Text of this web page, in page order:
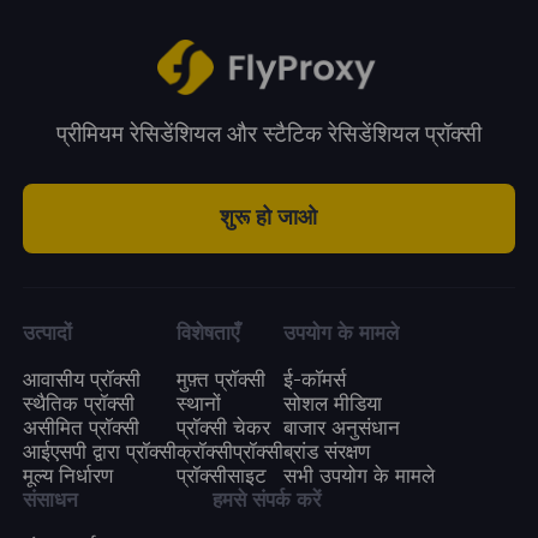
प्रीमियम रेसिडेंशियल और स्टैटिक रेसिडेंशियल प्रॉक्सी
शुरू हो जाओ
उत्पादों
आवासीय प्रॉक्सी
स्थैतिक प्रॉक्सी
असीमित प्रॉक्सी
आईएसपी द्वारा प्रॉक्सी
मूल्य निर्धारण
विशेषताएँ
मुफ़्त प्रॉक्सी
स्थानों
प्रॉक्सी चेकर
क्रॉक्सीप्रॉक्सी
प्रॉक्सीसाइट
उपयोग के मामले
ई-कॉमर्स
सोशल मीडिया
बाजार अनुसंधान
ब्रांड संरक्षण
सभी उपयोग के मामले
संसाधन
हमसे संपर्क करें